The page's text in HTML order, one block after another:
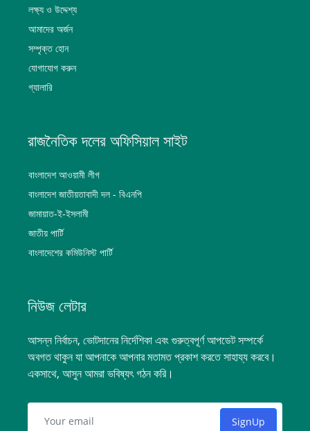
লক্ষ্য ও উদ্দেশ্য
আমাদের অর্জন
সম্পৃক্ত হোন
যোগাযোগ করুন
গ্যালারি
রাজনৈতিক দলের অফিসিয়াল সাইট
বাংলাদেশ আওয়ামী লীগ
বাংলাদেশ জাতীয়তাবাদী দল - বিএনপি
জামায়াত-ই-ইসলামী
জাতীয় পার্টি
বাংলাদেশের কমিউনিস্ট পার্টি
নিউজ লেটার
আসন্ন নির্বাচন, ভোটদানের নির্দেশিকা এবং গুরুত্বপূর্ণ আপডেট সম্পর্কে
অবগত থাকুন যা আপনাকে আপনার মতামত প্রকাশ করতে সাহায্য করবে।
একসাথে, আসুন আমরা ভবিষ্যৎ গঠন করি।
SignUp